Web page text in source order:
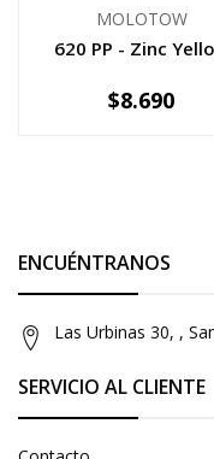
MOLOTOW
620 PP - Zinc
+
$8.690
ENCUÉNTRANOS
Las Urbinas 30, ,
SERVICIO AL CLIENTE